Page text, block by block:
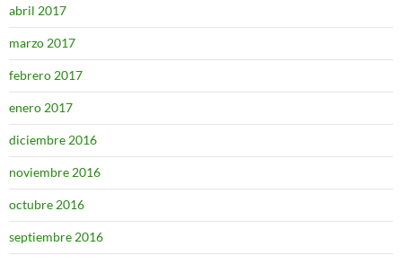
abril 2017
marzo 2017
febrero 2017
enero 2017
diciembre 2016
noviembre 2016
octubre 2016
septiembre 2016